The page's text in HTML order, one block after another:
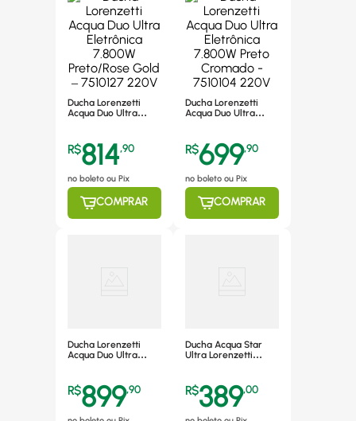
Ducha Lorenzetti
Acqua Duo Ultra
7510127 220V
R$814,90
no boleto ou Pix
COMPRAR
Ducha Lorenzetti
Acqua Duo Ultra
7510104 220V
R$699,90
no boleto ou Pix
COMPRAR
Ducha Lorenzetti
Acqua Duo Ultra
R$899,90
Ducha Acqua Star
Ultra Lorenzetti
R$389,00